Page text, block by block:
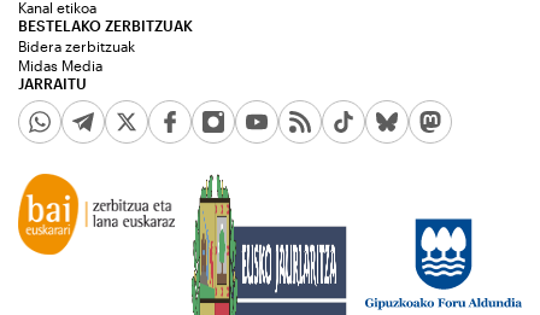
JARRAITU
Kanal etikoa
BESTELAKO ZERBITZUAK
Bidera zerbitzuak
Midas Media